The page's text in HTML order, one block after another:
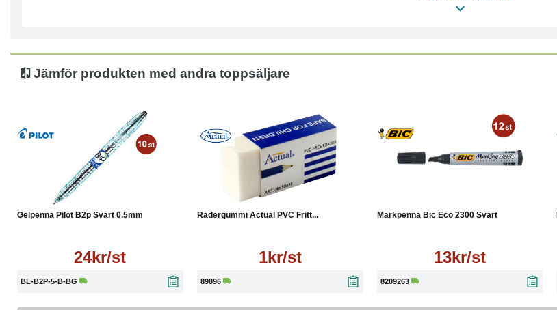
Utbytbar patron
Dokumentäkta bläck enligt ISO 27668
Jämför produkten med andra toppsäljare
Gelpenna Pilot B2p Svart 0.5mm
24kr/st
BL-B2P-5-B-BG
Radergummi Actual PVC Fritt...
1kr/st
89896
Läs mer
Märkpenna Bic Eco 2300 Svart
13kr/st
8209263